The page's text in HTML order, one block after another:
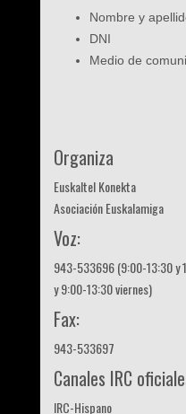
Nombre y
DNI
Medio de
Organiza
Euskaltel Konekta
Asociación Euskalamiga
Voz:
943-533696 (9:00-13:30 y
y 9:00-13:30 viernes)
Fax:
943-533697
Canales IRC
IRC-Hispano